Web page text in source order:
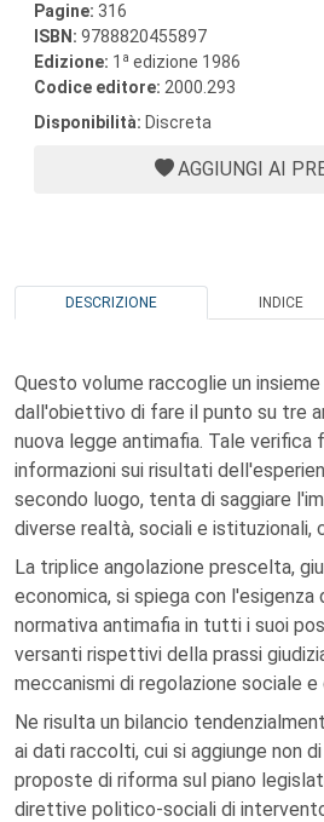
Pagine: 316
ISBN: 9788820455897
Edizione: 1 a edizione 1986
Codice editore: 2000.293
Disponibilità: Discreta
AGGIUNGI AI
DESCRIZIONE INDICE
Questo volume raccoglie un
dall'obiettivo di fare il punto su tre
nuova legge antimafia. Tale verifica
informazioni sui risultati
secondo luogo, tenta di saggiare
diverse realtà, sociali e istituzionali,
La triplice angolazione prescelta,
economica, si spiega con l'esigenza
normativa antimafia in tutti i suoi
versanti rispettivi della prassi
meccanismi di regolazione sociale
Ne risulta un bilancio
ai dati raccolti, cui si aggiunge non
proposte di riforma sul piano
direttive politico-sociali di